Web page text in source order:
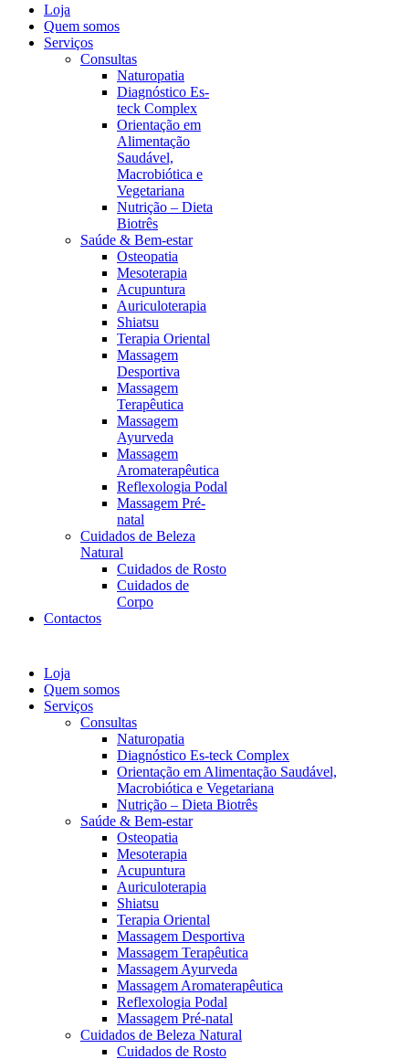
Loja
Quem somos
Serviços
Consultas
Naturopatia
Diagnóstico Es-
teck Complex
Orientação em
Alimentação
Saudável,
Macrobiótica e
Vegetariana
Nutrição – Dieta
Biotrês
Saúde & Bem-estar
Osteopatia
Mesoterapia
Acupuntura
Auriculoterapia
Shiatsu
Terapia Oriental
Massagem
Desportiva
Massagem
Terapêutica
Massagem
Ayurveda
Massagem
Aromaterapêutica
Reflexologia Podal
Massagem Pré-
natal
Cuidados de Beleza
Natural
Cuidados de Rosto
Cuidados de
Corpo
Contactos
Loja
Quem somos
Serviços
Consultas
Naturopatia
Diagnóstico Es-teck Complex
Orientação em Alimentação Saudável,
Macrobiótica e Vegetariana
Nutrição – Dieta Biotrês
Saúde & Bem-estar
Osteopatia
Mesoterapia
Acupuntura
Auriculoterapia
Shiatsu
Terapia Oriental
Massagem Desportiva
Massagem Terapêutica
Massagem Ayurveda
Massagem Aromaterapêutica
Reflexologia Podal
Massagem Pré-natal
Cuidados de Beleza Natural
Cuidados de Rosto